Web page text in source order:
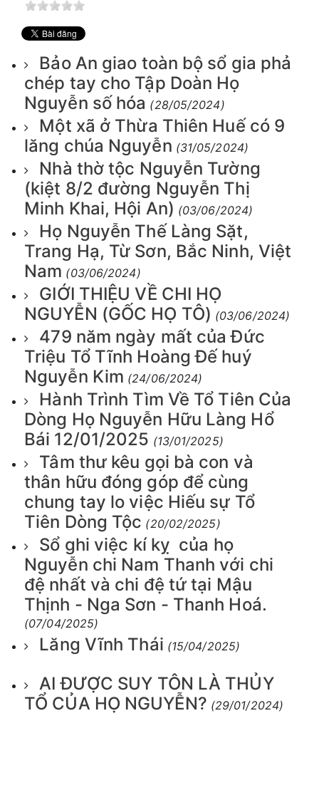
Bảo An giao toàn bộ sổ gia phả
chép tay cho Tập Doàn Họ
Nguyễn số hóa (28/05/2024)
Một xã ở Thừa Thiên Huế có 9
lăng chúa Nguyễn (31/05/2024)
Nhà thờ tộc Nguyễn Tường
(kiệt 8/2 đường Nguyễn Thị
Minh Khai, Hội An) (03/06/2024)
Họ Nguyễn Thế Làng Sặt,
Trang Hạ, Từ Sơn, Bắc Ninh, Việt
Nam (03/06/2024)
GIỚI THIỆU VỀ CHI HỌ
NGUYỄN (GỐC HỌ TÔ) (03/06/2024)
479 năm ngày mất của Đức
Triệu Tổ Tĩnh Hoàng Đế huý
Nguyễn Kim (24/06/2024)
Hành Trình Tìm Về Tổ Tiên Của
Dòng Họ Nguyễn Hữu Làng Hổ
Bái 12/01/2025 (13/01/2025)
Tâm thư kêu gọi bà con và
thân hữu đóng góp để cùng
chung tay lo việc Hiếu sự Tổ
Tiên Dòng Tộc (20/02/2025)
Sổ ghi việc kí kỵ của họ
Nguyễn chi Nam Thanh với chi
đệ nhất và chi đệ tứ tại Mậu
Thịnh - Nga Sơn - Thanh Hoá.
(07/04/2025)
Lăng Vĩnh Thái (15/04/2025)
AI ĐƯỢC SUY TÔN LÀ THỦY
TỔ CỦA HỌ NGUYỄN? (29/01/2024)